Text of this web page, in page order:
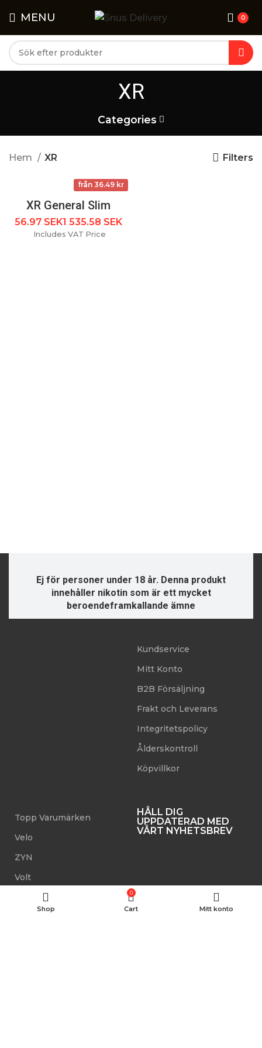
MENU 0
XR
Categories
Hem XR Filters
från 36.49 kr
XR General Slim
SEK SEK
Ej för personer under 18 år. Denna produkt
innehåller nikotin som är ett mycket
beroendeframkallande ämne
Kundservice
Mitt Konto
B2B Försäljning
Frakt och Leverans
Integritetspolicy
Ålderskontroll
Köpvillkor
Topp Varumärken
Velo
ZYN
Volt
HÅLL DIG
UPPDATERAD MED
VÅRT NYHETSBREV
Ej för personer under 18 år. Denna produkt innehåller
Shop
0
Cart Mitt konto